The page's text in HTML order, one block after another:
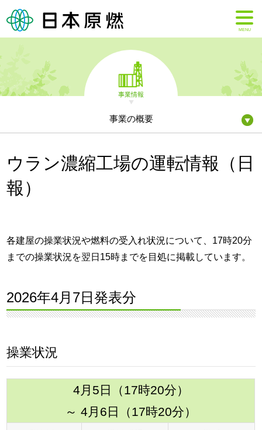
MENU
事業情報
事業の概要
ウラン濃縮工場の運転情報（日
報）
各建屋の操業状況や燃料の受入れ状況について、17時20分
までの操業状況を翌日15時までを目処に掲載しています。
2026年4月7日発表分
操業状況
4月5日（17時20分）
～ 4月6日（17時20分）